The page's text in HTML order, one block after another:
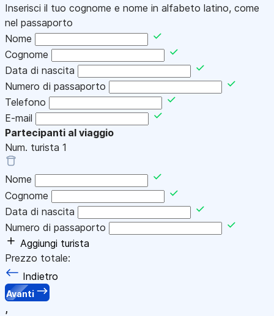
Inserisci il tuo cognome e nome in alfabeto latino, come
nel passaporto
Nome
Cognome
Data di nascita
Numero di passaporto
Telefono
E-mail
Partecipanti al viaggio
Num. turista 1
Nome
Cognome
Data di nascita
Numero di passaporto
Aggiungi turista
Prezzo totale:
Indietro
Avanti
,